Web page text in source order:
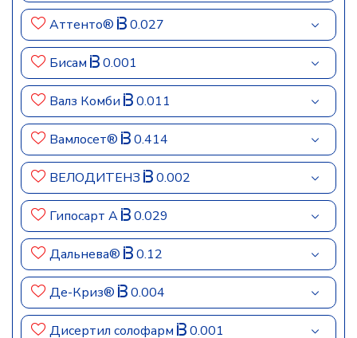
Аттенто® 0.027
Бисам 0.001
Валз Комби 0.011
Вамлосет® 0.414
ВЕЛОДИТЕНЗ 0.002
Гипосарт А 0.029
Дальнева® 0.12
Де-Криз® 0.004
Дисертил солофарм 0.001